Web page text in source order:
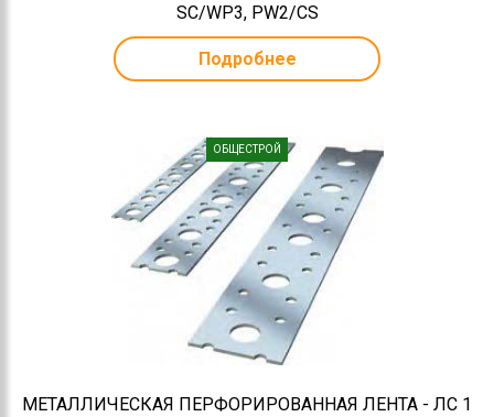
SC/WP3, PW2/CS
Подробнее
ОБЩЕСТРОЙ
МЕТАЛЛИЧЕСКАЯ ПЕРФОРИРОВАННАЯ ЛЕНТА - ЛС 1